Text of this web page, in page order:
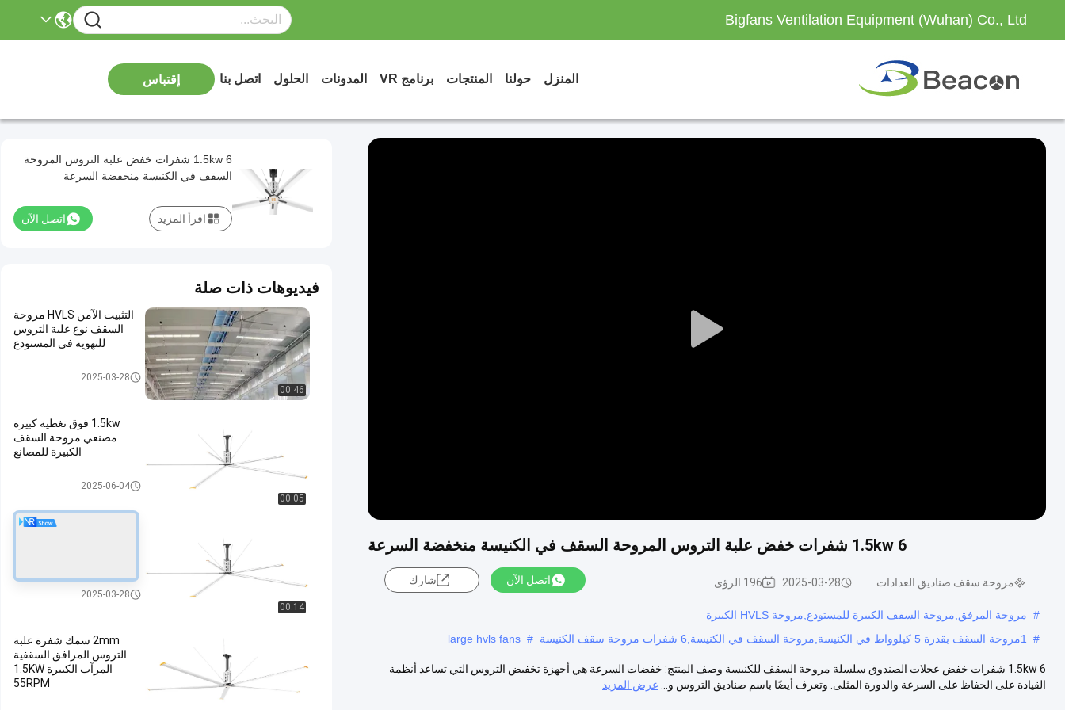
Bigfans Ventilation Equipment (Wuhan) Co., Ltd
المنزل حولنا المنتجات برنامج VR المدونات الحلول اتصل بنا إقتباس
Play
1.5kw 6 شفرات خفض علبة التروس المروحة السقف في الكنيسة منخفضة السرعة
مروحة سقف صناديق العدادات 2025-03-28 196 الرؤى اتصل الآن شارك
# مروحة المرفق,مروحة السقف الكبيرة للمستودع,مروحة HVLS الكبيرة
#
1مروحة السقف بقدرة 5 كيلوواط في الكنيسة,مروحة السقف في الكنيسة,6 شفرات مروحة سقف الكنيسة #
large hvls fans
1.5kw 6 شفرات خفض عجلات الصندوق سلسلة مروحة السقف للكنيسة وصف المنتج: خفضات السرعة هي أجهزة تخفيض التروس التي تساعد أنظمة
القيادة على الحفاظ على السرعة والدورة المثلى. وتعرف أيضًا باسم صناديق التروس و...
عرض المزيد
1.5kw 6 شفرات خفض علبة التروس المروحة
السقف في الكنيسة منخفضة السرعة
اتصل الآن اقرأ المزيد
فيديوهات ذات صلة
00:46
التثبيت الآمن HVLS مروحة
السقف نوع علبة التروس
للتهوية في المستودع
مروحة سقف صناديق العدادات
2025-03-28
00:05
1.5kw فوق تغطية كبيرة
مصنعي مروحة السقف
الكبيرة للمصانع
مروحة سقف صناديق العدادات
2025-06-04
00:14
مروحة سقف صناديق العدادات
2025-03-28
2mm سمك شفرة علبة
التروس المرافق السقفية
المرآب الكبيرة 1.5KW
55RPM